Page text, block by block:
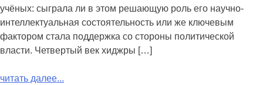
учёных: сыграла ли в этом решающую роль его научно-
интеллектуальная состоятельность или же ключевым
фактором стала поддержка со стороны политической
власти. Четвертый век хиджры […]
читать далее...